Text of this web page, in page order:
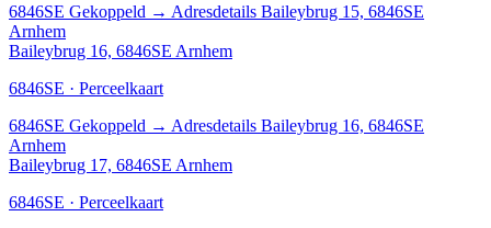
6846SE Gekoppeld → Adresdetails Baileybrug 15, 6846SE
Arnhem
Baileybrug 16, 6846SE Arnhem
6846SE · Perceelkaart
6846SE Gekoppeld → Adresdetails Baileybrug 16, 6846SE
Arnhem
Baileybrug 17, 6846SE Arnhem
6846SE · Perceelkaart